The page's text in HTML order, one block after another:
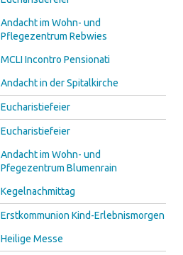
Andacht im Wohn- und
Pflegezentrum Rebwies
MCLI Incontro Pensionati
Andacht in der Spitalkirche
Eucharistiefeier
Eucharistiefeier
Andacht im Wohn- und
Pfegezentrum Blumenrain
Kegelnachmittag
Erstkommunion Kind-Erlebnismorgen
Heilige Messe